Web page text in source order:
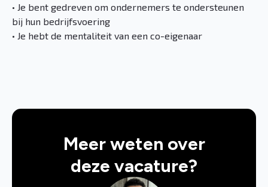
• Je bent gedreven om ondernemers te ondersteunen
bij hun bedrijfsvoering
• Je hebt de mentaliteit van een co-eigenaar
Meer weten over
deze vacature?